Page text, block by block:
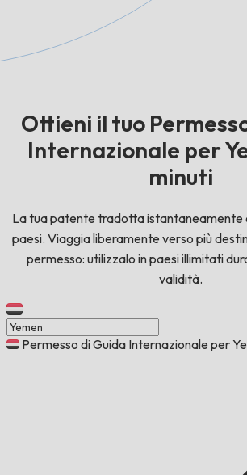
Ottieni il tuo
Internazionale per
minuti
La tua patente tradotta istantaneamente
paesi. Viaggia liberamente verso più
permesso: utilizzalo in paesi illimitati
validità.
Permesso di Guida Internazionale per